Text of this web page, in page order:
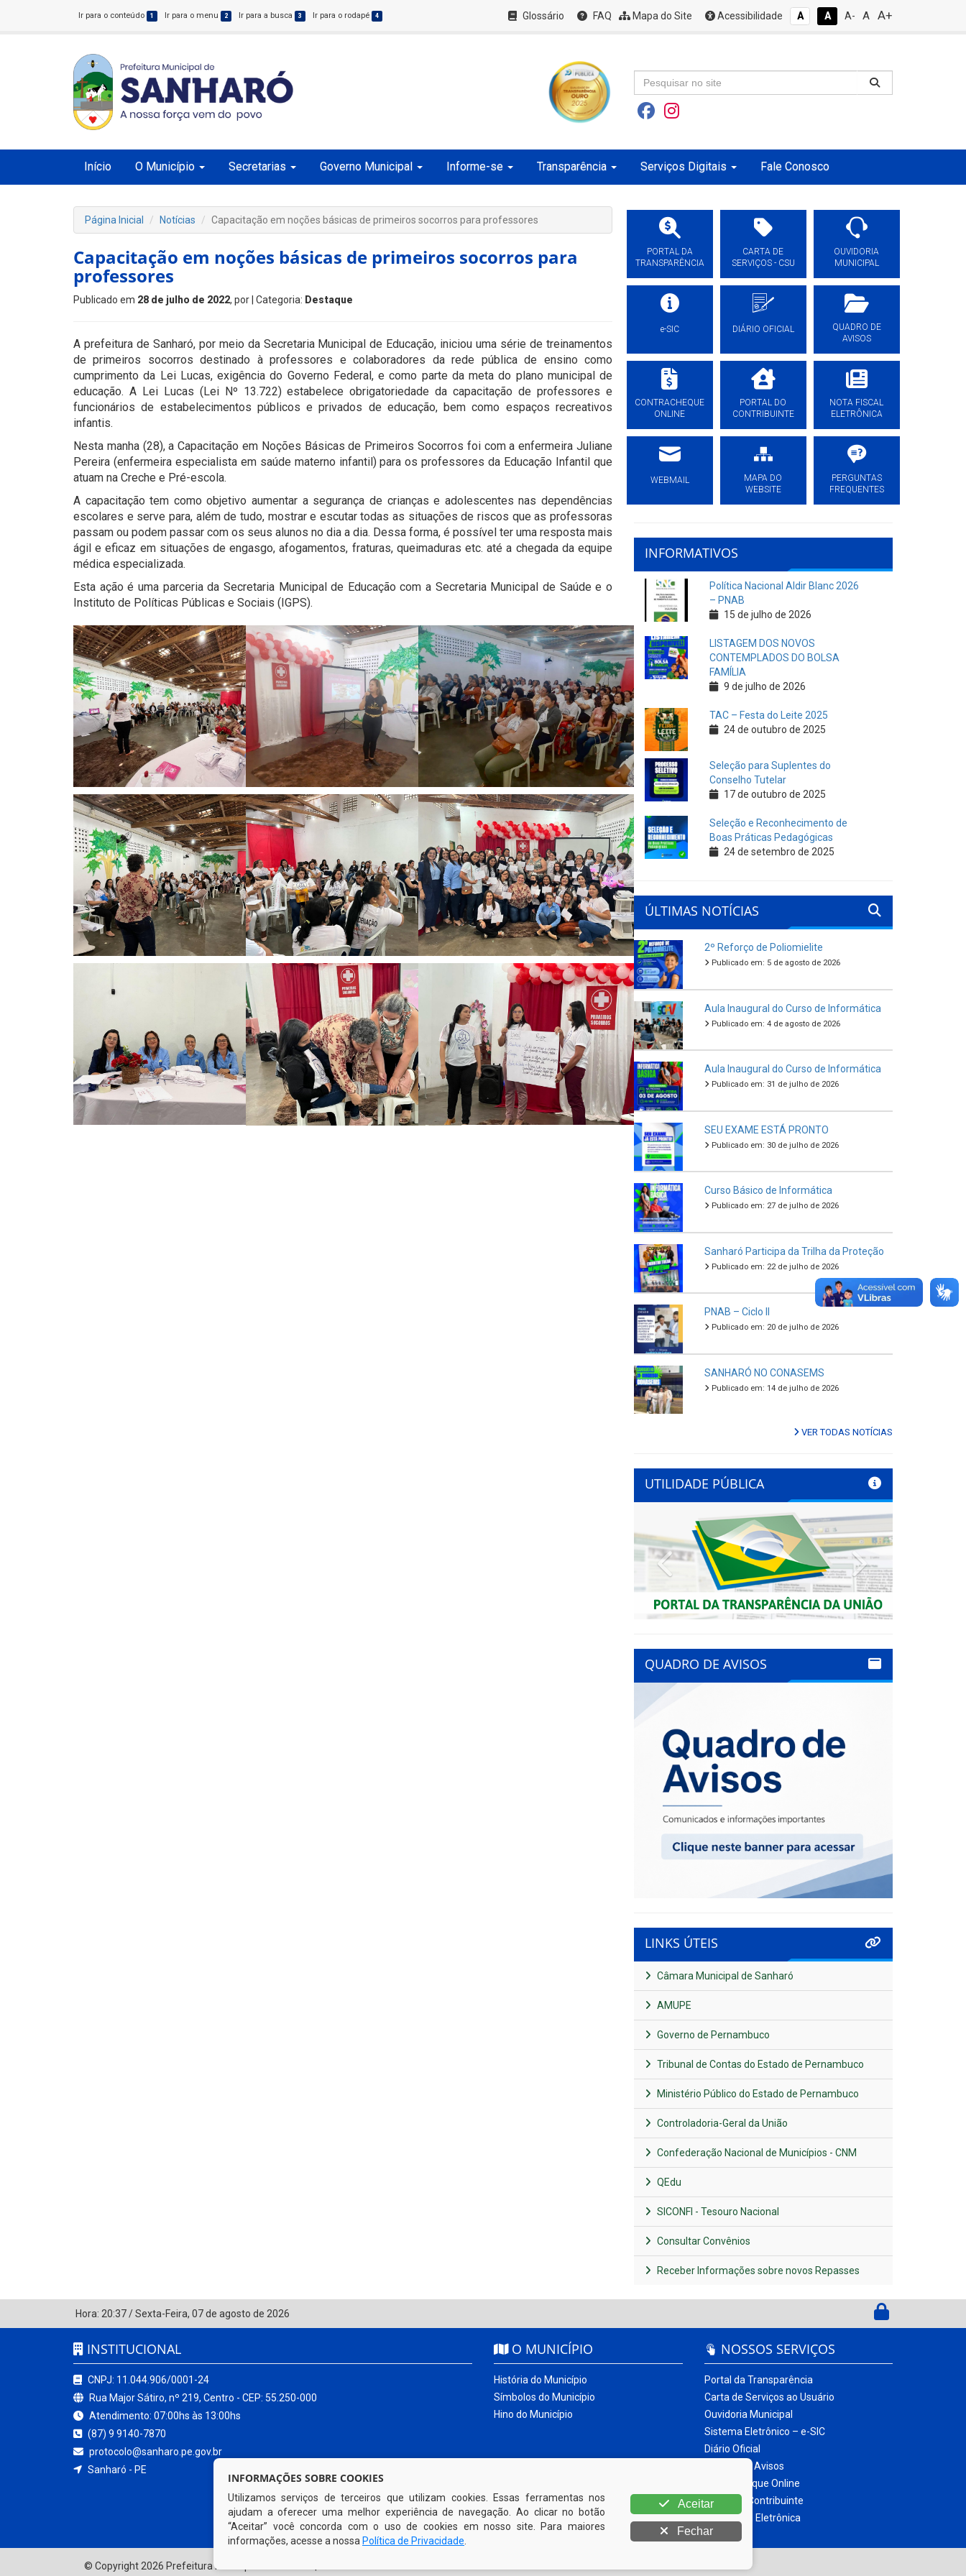
Ir para o conteúdo 1 Ir para o menu 2 Ir para a busca 3 Ir para o rodapé 4 Glossário FAQ Mapa do Site Acessibilidade A A A- A A+
Início O Município Secretarias Governo Municipal Informe-se Transparência Serviços Digitais Fale Conosco
Página Inicial Notícias Capacitação em noções básicas de primeiros socorros para professores
Capacitação em noções básicas de primeiros socorros para
professores
Publicado em 28 de julho de 2022, por | Categoria: Destaque
A prefeitura de Sanharó, por meio da Secretaria Municipal de Educação, iniciou uma série de treinamentos
de primeiros socorros destinado à professores e colaboradores da rede pública de ensino como
cumprimento da Lei Lucas, exigência do Governo Federal, e como parte da meta do plano municipal de
educação. A Lei Lucas (Lei Nº 13.722) estabelece obrigatoriedade da capacitação de professores e
funcionários de estabelecimentos públicos e privados de educação, bem como espaços recreativos
infantis.
Nesta manha (28), a Capacitação em Noções Básicas de Primeiros Socorros foi com a enfermeira Juliane
Pereira (enfermeira especialista em saúde materno infantil) para os professores da Educação Infantil que
atuam na Creche e Pré-escola.
A capacitação tem como objetivo aumentar a segurança de crianças e adolescentes nas dependências
escolares e serve para, além de tudo, mostrar e escutar todas as situações de riscos que as professoras
passam ou podem passar com os seus alunos no dia a dia. Dessa forma, é possível ter uma resposta mais
ágil e eficaz em situações de engasgo, afogamentos, fraturas, queimaduras etc. até a chegada da equipe
médica especializada.
Esta ação é uma parceria da Secretaria Municipal de Educação com a Secretaria Municipal de Saúde e o
Instituto de Políticas Públicas e Sociais (IGPS).
PORTAL DA
TRANSPARÊNCIA
CARTA DE
SERVIÇOS - CSU
OUVIDORIA
MUNICIPAL
e-SIC DIÁRIO OFICIAL
QUADRO DE
AVISOS
CONTRACHEQUE
ONLINE
PORTAL DO
CONTRIBUINTE
NOTA FISCAL
ELETRÔNICA
WEBMAIL
MAPA DO
WEBSITE
PERGUNTAS
FREQUENTES
INFORMATIVOS
Política Nacional Aldir Blanc 2026
– PNAB
15 de julho de 2026
LISTAGEM DOS NOVOS
CONTEMPLADOS DO BOLSA
FAMÍLIA
9 de julho de 2026
TAC – Festa do Leite 2025
24 de outubro de 2025
Seleção para Suplentes do
Conselho Tutelar
17 de outubro de 2025
Seleção e Reconhecimento de
Boas Práticas Pedagógicas
24 de setembro de 2025
ÚLTIMAS NOTÍCIAS
2º Reforço de Poliomielite
Publicado em: 5 de agosto de 2026
Aula Inaugural do Curso de Informática
Publicado em: 4 de agosto de 2026
Aula Inaugural do Curso de Informática
Publicado em: 31 de julho de 2026
SEU EXAME ESTÁ PRONTO
Publicado em: 30 de julho de 2026
Curso Básico de Informática
Publicado em: 27 de julho de 2026
Sanharó Participa da Trilha da Proteção
Publicado em: 22 de julho de 2026
PNAB – Ciclo II
Publicado em: 20 de julho de 2026
SANHARÓ NO CONASEMS
Publicado em: 14 de julho de 2026
VER TODAS NOTÍCIAS
UTILIDADE PÚBLICA
Previous Next
QUADRO DE AVISOS
LINKS ÚTEIS
Câmara Municipal de Sanharó
AMUPE
Governo de Pernambuco
Tribunal de Contas do Estado de Pernambuco
Ministério Público do Estado de Pernambuco
Controladoria-Geral da União
Confederação Nacional de Municípios - CNM
QEdu
SICONFI - Tesouro Nacional
Consultar Convênios
Receber Informações sobre novos Repasses
Hora: 20:37/Sexta-Feira, 07 de agosto de 2026
INSTITUCIONAL
CNPJ: 11.044.906/0001-24
Rua Major Sátiro, nº 219, Centro - CEP: 55.250-000
Atendimento: 07:00hs às 13:00hs
(87) 9 9140-7870
protocolo@sanharo.pe.gov.br
Sanharó - PE
O MUNICÍPIO
História do Município
Símbolos do Município
Hino do Município
NOSSOS SERVIÇOS
Portal da Transparência
Carta de Serviços ao Usuário
Ouvidoria Municipal
Sistema Eletrônico – e-SIC
Diário Oficial
Quadro de Avisos
Contracheque Online
Portal do Contribuinte
Nota Fiscal Eletrônica
© Copyright 2026 Prefeitura Municipal de Sanharó | Todos os direitos reservados
INFORMAÇÕES SOBRE COOKIES
Utilizamos serviços de terceiros que utilizam cookies. Essas ferramentas nos
ajudam a oferecer uma melhor experiência de navegação. Ao clicar no botão
“Aceitar” você concorda com o uso de cookies em nosso site. Para maiores
informações, acesse a nossa Política de Privacidade
Aceitar
Fechar